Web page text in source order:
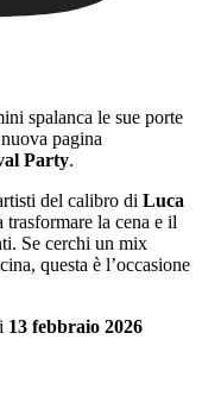
spalanca le sue porte
pagina
Party.
del calibro di Luca
trasformare la cena e il
Se cerchi un mix
questa è l’occasione
13 febbraio 2026